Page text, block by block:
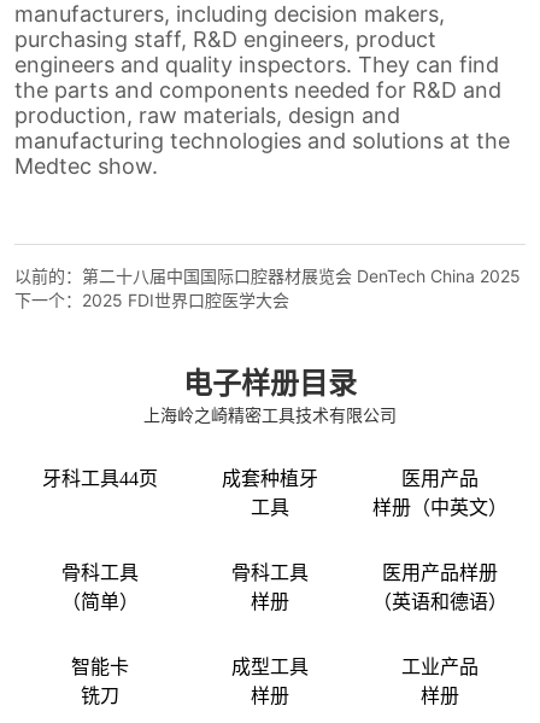
以前的： 第二十八届中国国际口腔器材展览会 DenTech China 2025
下一个： 2025 FDI世界口腔医学大会
电子样册目录
上海岭之崎精密工具技术有限公司
牙科工具44页
成套种植牙
工具
医用产品
样册（中英文）
骨科工具
（简单）
骨科工具
样册
医用产品样册
（英语和德语）
智能卡
铣刀
成型工具
样册
工业产品
样册